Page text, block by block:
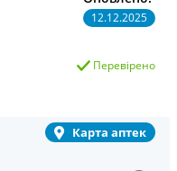
12.12.2025
Перевірено
Карта аптек